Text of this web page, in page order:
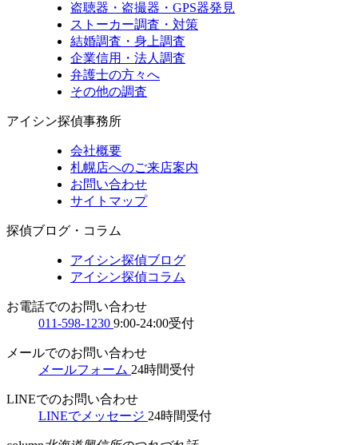
盗聴器・盗撮器・GPS器発見
ストーカー調査・対策
結婚調査・身上調査
企業信用・法人調査
弁護士の方々へ
その他の調査
アイシン探偵事務所
会社概要
札幌店へのご来店案内
お問い合わせ
サイトマップ
探偵ブログ・コラム
アイシン探偵ブログ
アイシン探偵コラム
お電話でのお問い合わせ
011-598-1230 9:00-24:00受付
メールでのお問い合わせ
メールフォーム 24時間受付
LINEでのお問い合わせ
LINEでメッセージ 24時間受付